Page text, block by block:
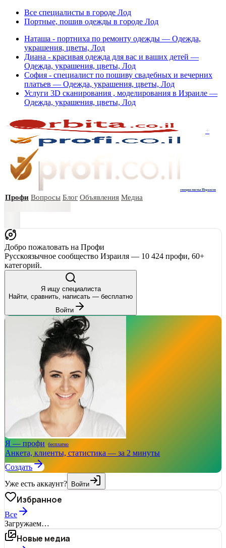
Все специалисты в городе Лод
Портные, пошив одежды в городе Лод
Наташа - портниха по ремонту одежды — Одежда,
украшения, цветы, Лод
Диана - красивая одежда для вас и ваших детей —
Одежда, украшения, цветы, Лод
София - специалист по пошиву свадебных и вечерних
платьев — Одежда, украшения, цветы, Лод
Услуги 3D сканирования , моделирования в Израиле —
Одежда, украшения, цветы, Лод
+
специалисты Израиля
Профи Вопросы Блог Объявления Медиа
Добро пожаловать на Профи
Русскоязычное сообщество Израиля — 10 424 профи, 60+
категорий.
Я ищу специалиста
Найти, сравнить, написать — бесплатно
Войти
Я — профи бесплатно
Анкета, клиенты, статистика — за 2 минуты
Создать
Уже есть аккаунт? Войти
Избранное
Все
Загружаем…
Новые медиа